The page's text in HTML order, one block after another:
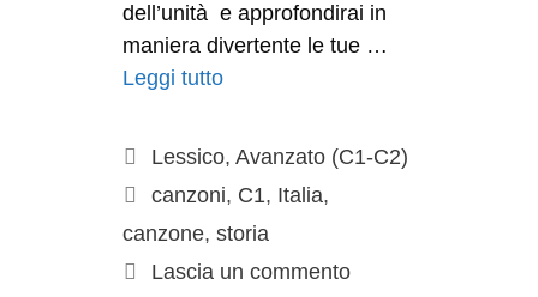
dell’unità e approfondirai in
maniera divertente le tue …
Leggi tutto
Lessico,Avanzato (C1-C2)
canzoni, C1, Italia,
canzone,storia
Lascia un commento